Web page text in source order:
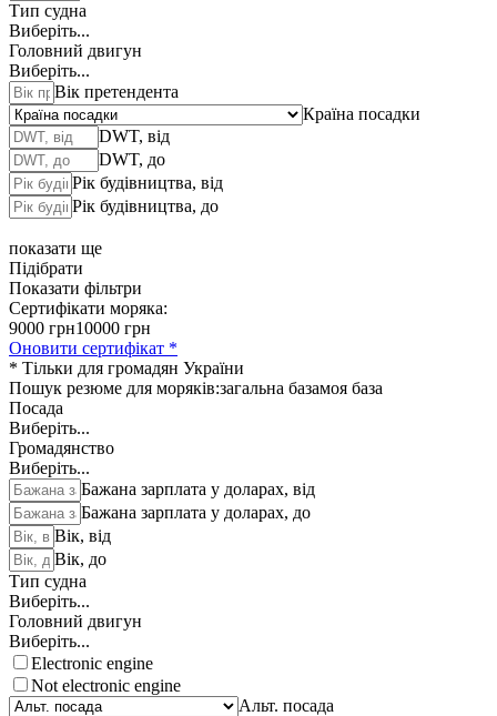
Тип судна
Виберіть...
Головний двигун
Виберіть...
Вік претендента
Країна посадки
DWT, від
DWT, до
Рік будівництва, від
Рік будівництва, до
показати ще
Підібрати
Показати фільтри
Сертифікати моряка:
9000 грн10000 грн
Оновити сертифікат *
* Тільки для громадян України
Пошук резюме для моряків:загальна базамоя база
Посада
Виберіть...
Громадянство
Виберіть...
Бажана зарплата у доларах, від
Бажана зарплата у доларах, до
Вік, від
Вік, до
Тип судна
Виберіть...
Головний двигун
Виберіть...
Electronic engine
Not electronic engine
Альт. посада